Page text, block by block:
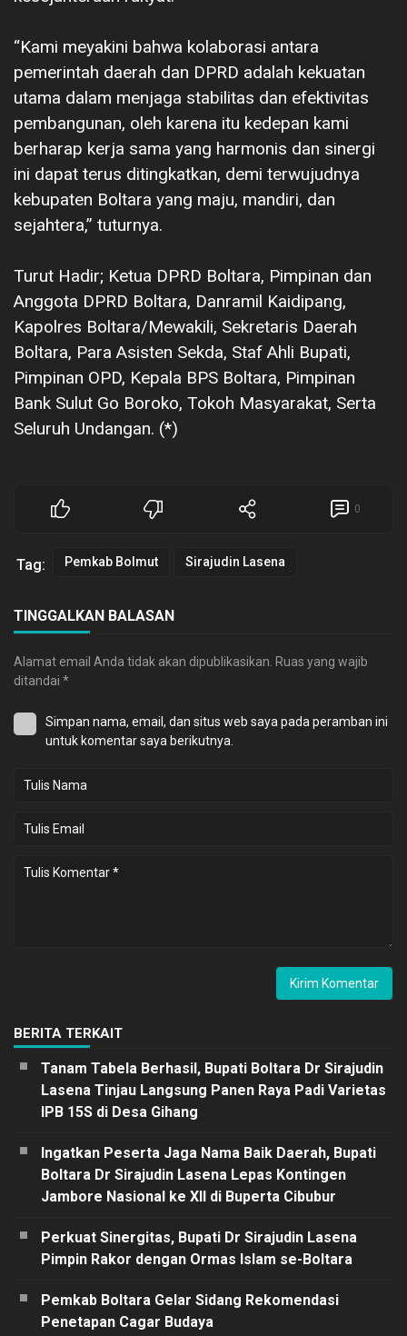
“‎Kami meyakini bahwa kolaborasi antara
pemerintah daerah dan DPRD adalah kekuatan
utama dalam menjaga stabilitas dan efektivitas
pembangunan, oleh karena itu kedepan kami
berharap kerja sama yang harmonis dan sinergi
ini dapat terus ditingkatkan, demi terwujudnya
kebupaten Boltara yang maju, mandiri, dan
sejahtera,” tuturnya.
‎Turut Hadir; Ketua DPRD Boltara, Pimpinan dan
Anggota DPRD Boltara, Danramil Kaidipang,
Kapolres Boltara/Mewakili, Sekretaris Daerah
Boltara, Para Asisten Sekda, Staf Ahli Bupati,
Pimpinan OPD, Kepala BPS Boltara, Pimpinan
Bank Sulut Go Boroko, Tokoh Masyarakat, Serta
Seluruh Undangan. (*)
0
Tag: Pemkab Bolmut Sirajudin Lasena
TINGGALKAN BALASAN
Alamat email Anda tidak akan dipublikasikan. Ruas yang wajib
ditandai *
Simpan nama, email, dan situs web saya pada peramban ini
untuk komentar saya berikutnya.
BERITA TERKAIT
Tanam Tabela Berhasil, Bupati Boltara Dr Sirajudin
Lasena Tinjau Langsung Panen Raya Padi Varietas
IPB 15S di Desa Gihang
Ingatkan Peserta Jaga Nama Baik Daerah, Bupati
Boltara Dr Sirajudin Lasena Lepas Kontingen
Jambore Nasional ke XII di Buperta Cibubur
Perkuat Sinergitas, Bupati Dr Sirajudin Lasena
Pimpin Rakor dengan Ormas Islam se-Boltara
Pemkab Boltara Gelar Sidang Rekomendasi
Penetapan Cagar Budaya